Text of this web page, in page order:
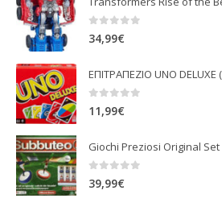
0 out of 5
34,99€
ΕΠΙΤΡΑΠΕΖΙΟ UNO DELUXE
0 out of 5
11,99€
39,99€